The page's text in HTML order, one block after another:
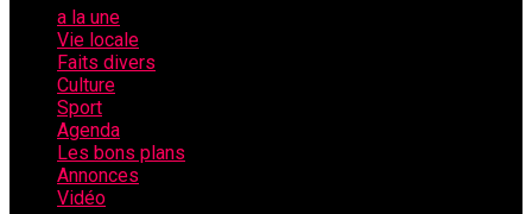
a la une
Vie locale
Faits divers
Culture
Sport
Agenda
Les bons plans
Annonces
Vidéo